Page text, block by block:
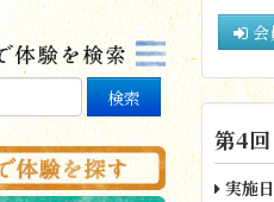
第4回
実施